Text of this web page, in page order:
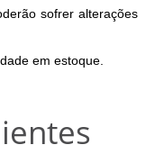
sofrer alterações
em estoque.